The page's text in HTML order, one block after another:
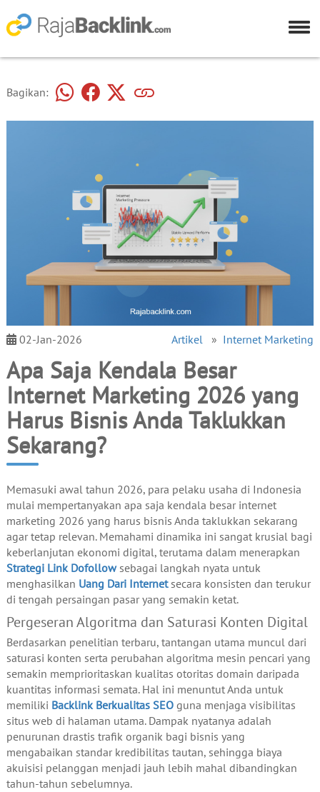
Bagikan:
02-Jan-2026 Artikel » Internet Marketing
Apa Saja Kendala Besar
Internet Marketing 2026 yang
Harus Bisnis Anda Taklukkan
Sekarang?
Memasuki awal tahun 2026, para pelaku usaha di Indonesia
mulai mempertanyakan apa saja kendala besar internet
marketing 2026 yang harus bisnis Anda taklukkan sekarang
agar tetap relevan. Memahami dinamika ini sangat krusial bagi
keberlanjutan ekonomi digital, terutama dalam menerapkan
Strategi Link Dofollowsebagai langkah nyata untuk
menghasilkan Uang Dari Internetsecara konsisten dan terukur
di tengah persaingan pasar yang semakin ketat.
Pergeseran Algoritma dan Saturasi Konten Digital
Berdasarkan penelitian terbaru, tantangan utama muncul dari
saturasi konten serta perubahan algoritma mesin pencari yang
semakin memprioritaskan kualitas otoritas domain daripada
kuantitas informasi semata. Hal ini menuntut Anda untuk
memiliki Backlink Berkualitas SEOguna menjaga visibilitas
situs web di halaman utama. Dampak nyatanya adalah
penurunan drastis trafik organik bagi bisnis yang
mengabaikan standar kredibilitas tautan, sehingga biaya
akuisisi pelanggan menjadi jauh lebih mahal dibandingkan
tahun-tahun sebelumnya.